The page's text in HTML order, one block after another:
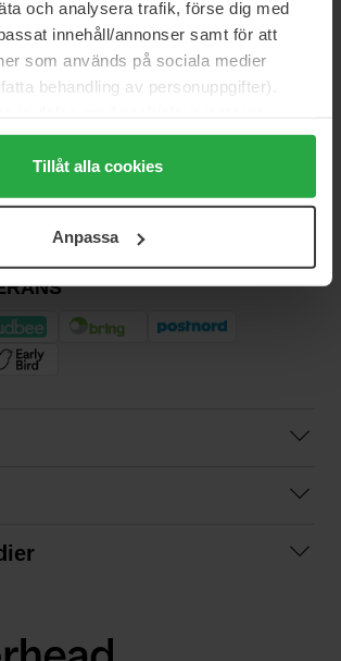
och analysera trafik, förse dig med
innehåll/annonser samt för att
som används på sociala medier
behandling av personuppgifter).
på "Tillåt alla cookies" accepterar du
du under "Detaljer" kan anpassa
cookies. Du kan när som helst återkalla
Tillåt alla cookies
Anpassa
nyheterna direkt till din inbox? Vi ger